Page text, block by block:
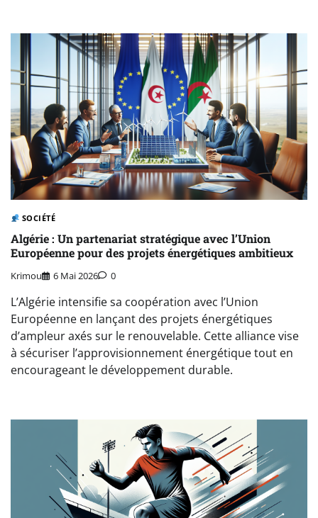
SOCIÉTÉ
Algérie : Un partenariat stratégique avec l’Union
Européenne pour des projets énergétiques ambitieux
Krimou 6 Mai 2026 0
L’Algérie intensifie sa coopération avec l’Union
Européenne en lançant des projets énergétiques
d’ampleur axés sur le renouvelable. Cette alliance vise
à sécuriser l’approvisionnement énergétique tout en
encourageant le développement durable.